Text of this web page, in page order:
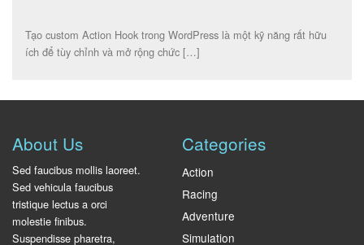
Tạo custom Action Hook trong WordPress là một kỹ năng rất hữu
ích để tùy chỉnh và mở rộng chức […]
About Us
Sed faucibus mollis laoreet.
Sed vehicula faucibus
tristique lectus a orci
molestie finibus.
Suspendisse pharetra,
Categories
Action
Racing
Adventure
Simulation